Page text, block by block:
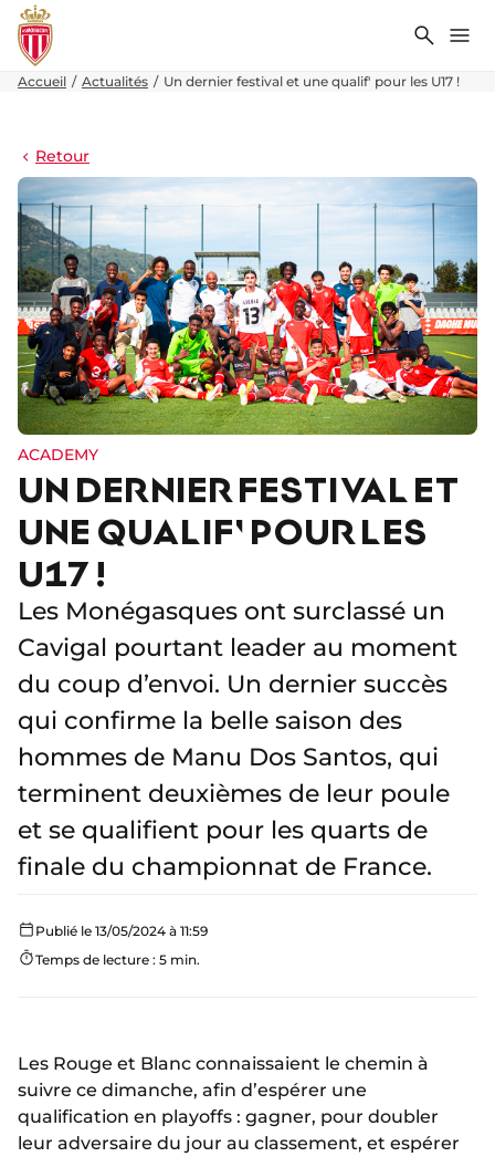
Accueil Actualités Un dernier festival et une qualif' pour les U17 !
Retour
ACADEMY
UN DERNIER FESTIVAL ET
UNE QUALIF' POUR LES
U17 !
Les Monégasques ont surclassé un
Cavigal pourtant leader au moment
du coup d’envoi. Un dernier succès
qui confirme la belle saison des
hommes de Manu Dos Santos, qui
terminent deuxièmes de leur poule
et se qualifient pour les quarts de
finale du championnat de France.
Publié le 13/05/2024 à 11:59
Temps de lecture : 5 min.
Les Rouge et Blanc connaissaient le chemin à
suivre ce dimanche, afin d’espérer une
qualification en playoffs : gagner, pour doubler
leur adversaire du jour au classement, et espérer